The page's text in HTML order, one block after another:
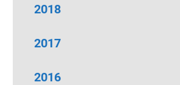
2018
2017
2016